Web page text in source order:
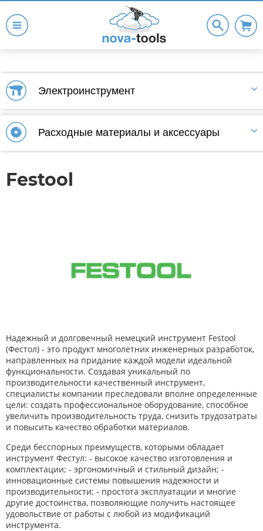
Электроинструмент
Расходные материалы и аксессуары
Festool
Надежный и долговечный немецкий инструмент Festool
(Фестол) - это продукт многолетних инженерных разработок,
направленных на придание каждой модели идеальной
функциональности. Создавая уникальный по
производительности качественный инструмент,
специалисты компании преследовали вполне определенные
цели: создать профессиональное оборудование, способное
увеличить производительность труда, снизить трудозатраты
и повысить качество обработки материалов.
Среди бесспорных преимуществ, которыми обладает
инструмент Фестул: - высокое качество изготовления и
комплектации; - эргономичный и стильный дизайн; -
инновационные системы повышения надежности и
производительности; - простота эксплуатации и многие
другие достоинства, позволяющие получить настоящее
удовольствие от работы с любой из модификаций
инструмента.